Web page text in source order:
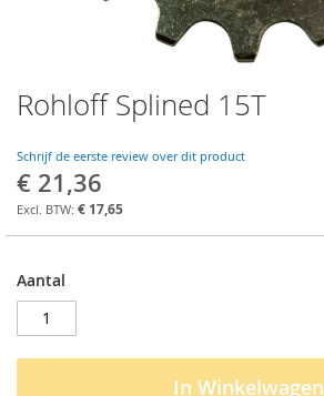
Rohloff Splined 15T
Schrijf de eerste review over dit product
€ 21,36
€ 17,65
Aantal
In Winkelwagen
Ga
naar
begin
van
de
afbeeldingen-